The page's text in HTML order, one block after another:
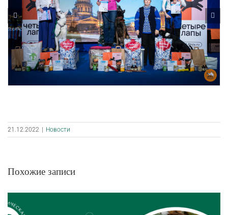
21.12.2022 | Новости
Похожие записи